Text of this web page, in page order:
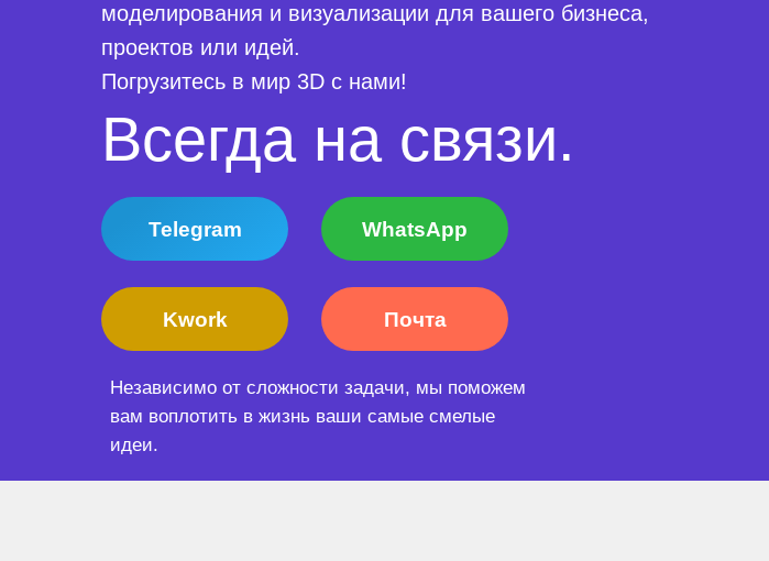
моделирования и визуализации для вашего бизнеса,
проектов или идей.
Погрузитесь в мир 3D с нами!
WhatsApp
Kwork Почта
Независимо от сложности задачи, мы поможем
вам воплотить в жизнь ваши самые смелые
идеи.
Всегда на связи.
Telegram